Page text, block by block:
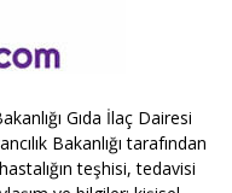
Gıda İlaç Dairesi
Bakanlığı tarafından
teşhisi, tedavisi